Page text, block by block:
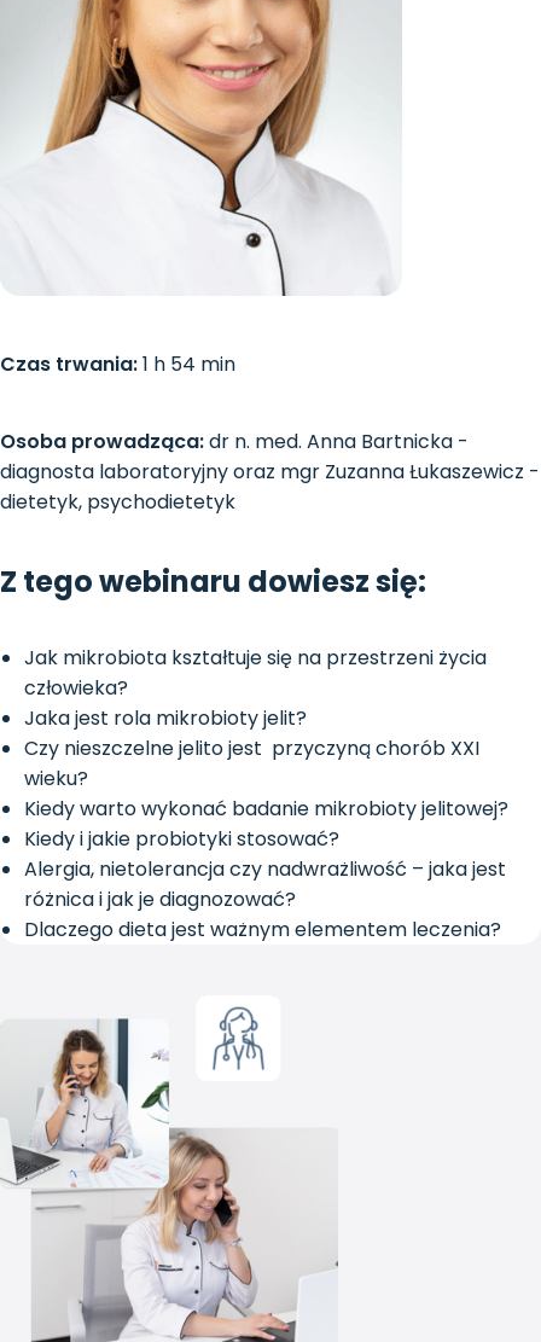
Czas trwania:1 h 54 min
Osoba prowadząca:dr n. med. Anna Bartnicka -
diagnosta laboratoryjny oraz mgr Zuzanna Łukaszewicz -
dietetyk, psychodietetyk
Z tego webinaru dowiesz się:
Jak mikrobiota kształtuje się na przestrzeni życia
człowieka?
Jaka jest rola mikrobioty jelit?
Czy nieszczelne jelito jest przyczyną chorób XXI
wieku?
Kiedy warto wykonać badanie mikrobioty jelitowej?
Kiedy i jakie probiotyki stosować?
Alergia, nietolerancja czy nadwrażliwość – jaka jest
różnica i jak je diagnozować?
Dlaczego dieta jest ważnym elementem leczenia?